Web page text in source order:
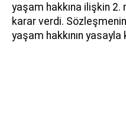
yaşam hakkına ilişkin
karar verdi.
yaşam hakkının